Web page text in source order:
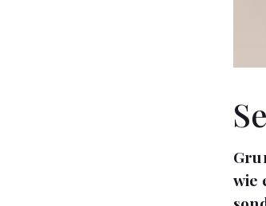
wie